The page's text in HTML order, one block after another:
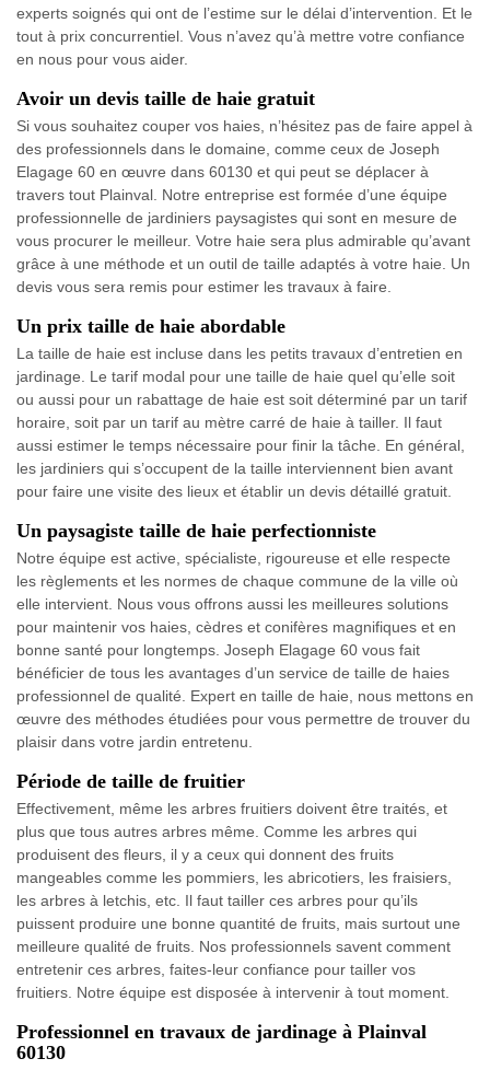
experts soignés qui ont de l’estime sur le délai d’intervention. Et le
tout à prix concurrentiel. Vous n’avez qu’à mettre votre confiance
en nous pour vous aider.
Avoir un devis taille de haie gratuit
Si vous souhaitez couper vos haies, n’hésitez pas de faire appel à
des professionnels dans le domaine, comme ceux de Joseph
Elagage 60 en œuvre dans 60130 et qui peut se déplacer à
travers tout Plainval. Notre entreprise est formée d’une équipe
professionnelle de jardiniers paysagistes qui sont en mesure de
vous procurer le meilleur. Votre haie sera plus admirable qu’avant
grâce à une méthode et un outil de taille adaptés à votre haie. Un
devis vous sera remis pour estimer les travaux à faire.
Un prix taille de haie abordable
La taille de haie est incluse dans les petits travaux d’entretien en
jardinage. Le tarif modal pour une taille de haie quel qu’elle soit
ou aussi pour un rabattage de haie est soit déterminé par un tarif
horaire, soit par un tarif au mètre carré de haie à tailler. Il faut
aussi estimer le temps nécessaire pour finir la tâche. En général,
les jardiniers qui s’occupent de la taille interviennent bien avant
pour faire une visite des lieux et établir un devis détaillé gratuit.
Un paysagiste taille de haie perfectionniste
Notre équipe est active, spécialiste, rigoureuse et elle respecte
les règlements et les normes de chaque commune de la ville où
elle intervient. Nous vous offrons aussi les meilleures solutions
pour maintenir vos haies, cèdres et conifères magnifiques et en
bonne santé pour longtemps. Joseph Elagage 60 vous fait
bénéficier de tous les avantages d’un service de taille de haies
professionnel de qualité. Expert en taille de haie, nous mettons en
œuvre des méthodes étudiées pour vous permettre de trouver du
plaisir dans votre jardin entretenu.
Période de taille de fruitier
Effectivement, même les arbres fruitiers doivent être traités, et
plus que tous autres arbres même. Comme les arbres qui
produisent des fleurs, il y a ceux qui donnent des fruits
mangeables comme les pommiers, les abricotiers, les fraisiers,
les arbres à letchis, etc. Il faut tailler ces arbres pour qu’ils
puissent produire une bonne quantité de fruits, mais surtout une
meilleure qualité de fruits. Nos professionnels savent comment
entretenir ces arbres, faites-leur confiance pour tailler vos
fruitiers. Notre équipe est disposée à intervenir à tout moment.
Professionnel en travaux de jardinage à Plainval
60130